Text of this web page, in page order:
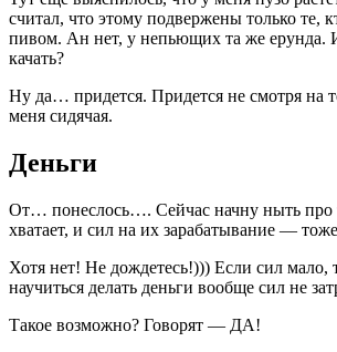
считал, что этому подвержены только те,
пивом. Ан нет, у непьющих та же ерунда.
качать?
Ну да… придется. Придется не смотря на
меня сидячая.
Деньги
От… понеслось…. Сейчас начну ныть про
хватает, и сил на их зарабатывание —
Хотя нет! Не дождетесь!))) Если сил мало,
научиться делать деньги вообще сил не
Такое возможно? Говорят — ДА!